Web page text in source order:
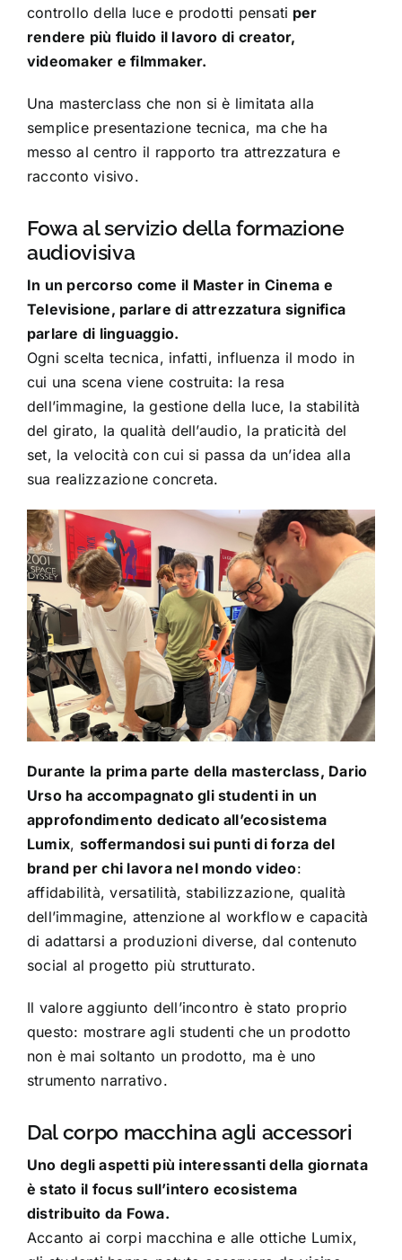
controllo della luce e prodotti pensati per
rendere più fluido il lavoro di creator,
videomaker e filmmaker.
Una masterclass che non si è limitata alla
semplice presentazione tecnica, ma che ha
messo al centro il rapporto tra attrezzatura e
racconto visivo.
Fowa al servizio della formazione
audiovisiva
In un percorso come il Master in Cinema e
Televisione, parlare di attrezzatura significa
parlare di linguaggio.
Ogni scelta tecnica, infatti, influenza il modo in
cui una scena viene costruita: la resa
dell’immagine, la gestione della luce, la stabilità
del girato, la qualità dell’audio, la praticità del
set, la velocità con cui si passa da un’idea alla
sua realizzazione concreta.
Durante la prima parte della masterclass, Dario
Urso ha accompagnato gli studenti in un
approfondimento dedicato all’ecosistema
Lumix, soffermandosi sui punti di forza del
brand per chi lavora nel mondo video:
affidabilità, versatilità, stabilizzazione, qualità
dell’immagine, attenzione al workflow e capacità
di adattarsi a produzioni diverse, dal contenuto
social al progetto più strutturato.
Il valore aggiunto dell’incontro è stato proprio
questo: mostrare agli studenti che un prodotto
non è mai soltanto un prodotto, ma è uno
strumento narrativo.
Dal corpo macchina agli accessori
Uno degli aspetti più interessanti della giornata
è stato il focus sull’intero ecosistema
distribuito da Fowa.
Accanto ai corpi macchina e alle ottiche Lumix,